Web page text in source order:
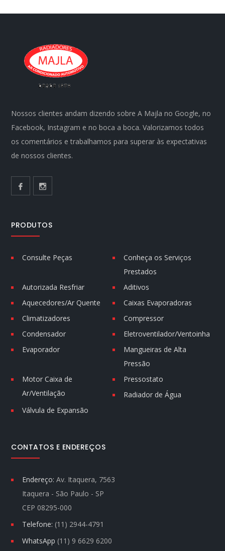
Nossos clientes andam dizendo sobre A Majla no Google, no
Facebook, Instagram e no boca a boca. Valorizamos todos
os comentários e trabalhamos para superar às expectativas
de nossos clientes.
PRODUTOS
Consulte Peças
Conheça os Serviços
Prestados
Autorizada Resfriar
Aditivos
Aquecedores/Ar Quente
Caixas Evaporadoras
Climatizadores
Compressor
Condensador
Eletroventilador/Ventoinha
Evaporador
Mangueiras de Alta
Pressão
Motor Caixa de
Ar/Ventilação
Pressostato
Radiador de Água
Válvula de Expansão
CONTATOS E ENDEREÇOS
Endereço: Av. Itaquera, 7563
Itaquera - São Paulo - SP
CEP 08295-000
Telefone: (11) 2944-4791
WhatsApp (11) 9 6629 6200